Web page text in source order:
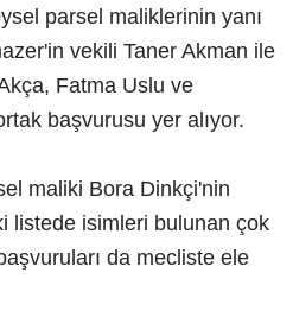
parsel maliklerinin yanı
vekili Taner Akman ile
Fatma Uslu ve
başvurusu yer alıyor.
maliki Bora Dinkçi'nin
listede isimleri bulunan çok
da mecliste ele